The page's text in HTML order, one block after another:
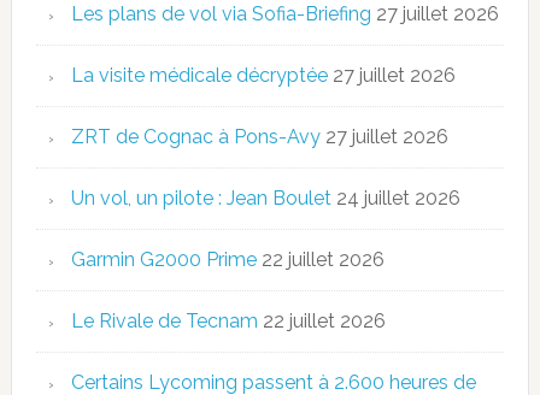
Les plans de vol via Sofia-Briefing 27 juillet 2026
La visite médicale décryptée 27 juillet 2026
ZRT de Cognac à Pons-Avy 27 juillet 2026
Un vol, un pilote : Jean Boulet 24 juillet 2026
Garmin G2000 Prime 22 juillet 2026
Le Rivale de Tecnam 22 juillet 2026
Certains Lycoming passent à 2.600 heures de